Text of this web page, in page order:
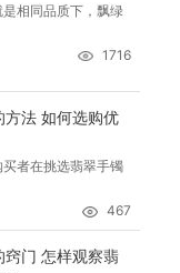
相同品质下，飘绿
1716
方法 如何选购优
者在挑选翡翠手镯
467
窍门 怎样观察翡